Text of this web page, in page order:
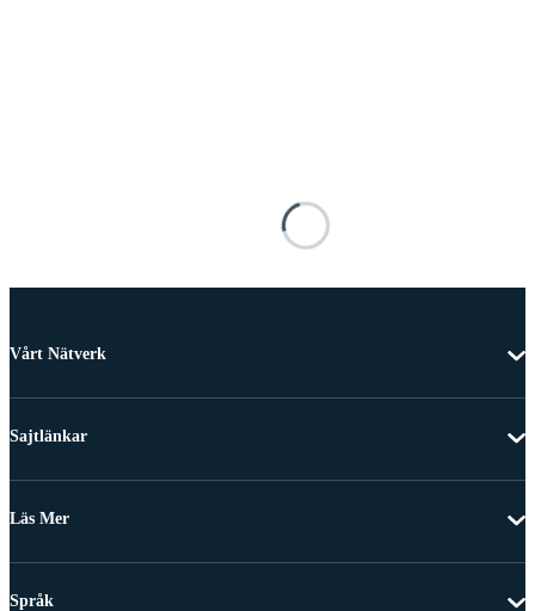
Vårt Nätverk
Sajtlänkar
Läs Mer
Språk